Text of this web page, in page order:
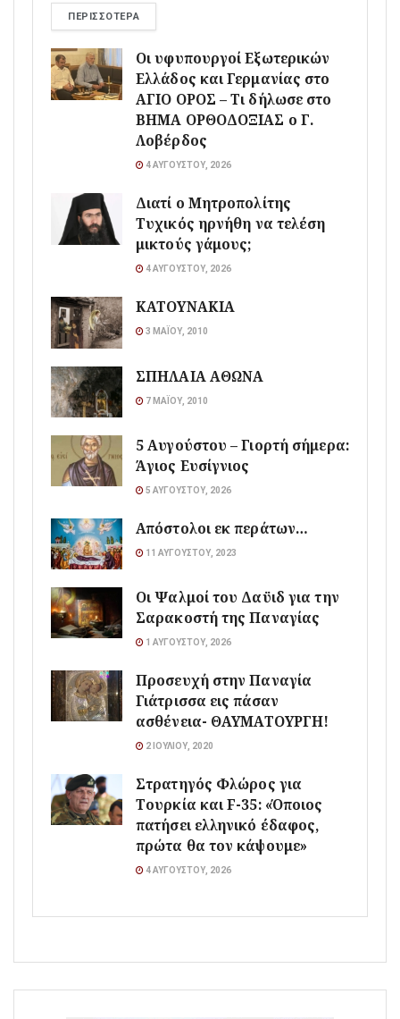
ΠΕΡΙΣΣΌΤΕΡΑ
Οι υφυπουργοί Εξωτερικών
Ελλάδος και Γερμανίας στο
ΑΓΙΟ ΟΡΟΣ – Τι δήλωσε στο
ΒΗΜΑ ΟΡΘΟΔΟΞΙΑΣ ο Γ.
Λοβέρδος
4 ΑΥΓΟΎΣΤΟΥ, 2026
Διατί ο Μητροπολίτης
Τυχικός ηρνήθη να τελέση
μικτούς γάμους;
4 ΑΥΓΟΎΣΤΟΥ, 2026
ΚΑΤΟΥΝΑΚΙΑ
3 ΜΑΪ́ΟΥ, 2010
ΣΠΗΛΑΙΑ ΑΘΩΝΑ
7 ΜΑΪ́ΟΥ, 2010
5 Αυγούστου – Γιορτή σήμερα:
Άγιος Ευσίγνιος
5 ΑΥΓΟΎΣΤΟΥ, 2026
Απόστολοι εκ περάτων…
11 ΑΥΓΟΎΣΤΟΥ, 2023
Οι Ψαλμοί του Δαϋιδ για την
Σαρακοστή της Παναγίας
1 ΑΥΓΟΎΣΤΟΥ, 2026
Προσευχή στην Παναγία
Γιάτρισσα εις πάσαν
ασθένεια- ΘΑΥΜΑΤΟΥΡΓΗ!
2 ΙΟΥΛΊΟΥ, 2020
Στρατηγός Φλώρος για
Τουρκία και F-35: «Όποιος
πατήσει ελληνικό έδαφος,
πρώτα θα τον κάψουμε»
4 ΑΥΓΟΎΣΤΟΥ, 2026